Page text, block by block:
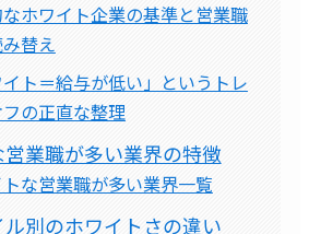
ホワイト企業の基準と営業職
替え
イト＝給与が低い」というトレ
の正直な整理
業職が多い業界の特徴
な営業職が多い業界一覧
別のホワイトさの違い